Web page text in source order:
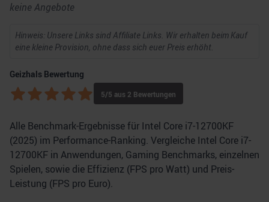
keine Angebote
Hinweis: Unsere Links sind Affiliate Links. Wir erhalten beim Kauf
eine kleine Provision, ohne dass sich euer Preis erhöht.
Geizhals Bewertung
5/5 aus 2 Bewertungen
Alle Benchmark-Ergebnisse für Intel Core i7-12700KF
(2025) im Performance-Ranking. Vergleiche Intel Core i7-
12700KF in Anwendungen, Gaming Benchmarks, einzelnen
Spielen, sowie die Effizienz (FPS pro Watt) und Preis-
Leistung (FPS pro Euro).